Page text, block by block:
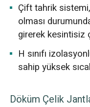
Çift tahrik
olması
girerek kesintisiz
H sınıfı
sahip yüksek
Döküm Çelik